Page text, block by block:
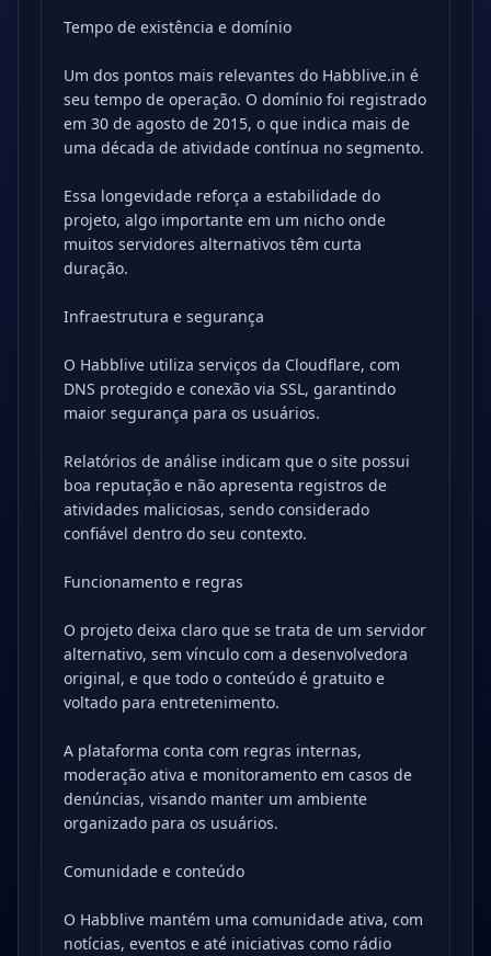
Tempo de existência e domínio
Um dos pontos mais relevantes do Habblive.in é
seu tempo de operação. O domínio foi registrado
em 30 de agosto de 2015, o que indica mais de
uma década de atividade contínua no segmento.
Essa longevidade reforça a estabilidade do
projeto, algo importante em um nicho onde
muitos servidores alternativos têm curta
duração.
Infraestrutura e segurança
O Habblive utiliza serviços da Cloudflare, com
DNS protegido e conexão via SSL, garantindo
maior segurança para os usuários.
Relatórios de análise indicam que o site possui
boa reputação e não apresenta registros de
atividades maliciosas, sendo considerado
confiável dentro do seu contexto.
Funcionamento e regras
O projeto deixa claro que se trata de um servidor
alternativo, sem vínculo com a desenvolvedora
original, e que todo o conteúdo é gratuito e
voltado para entretenimento.
A plataforma conta com regras internas,
moderação ativa e monitoramento em casos de
denúncias, visando manter um ambiente
organizado para os usuários.
Comunidade e conteúdo
O Habblive mantém uma comunidade ativa, com
notícias, eventos e até iniciativas como rádio